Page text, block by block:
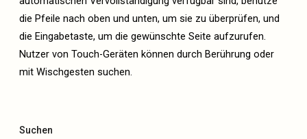
die Pfeile nach oben und unten, um sie zu überprüfen, und
die Eingabetaste, um die gewünschte Seite aufzurufen.
Nutzer von Touch-Geräten können durch Berührung oder
mit Wischgesten suchen.
Suchen